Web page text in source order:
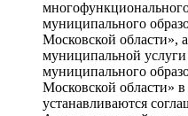
муниципального
Московской области»,
муниципальной
муниципального
Московской области»
устанавливаются